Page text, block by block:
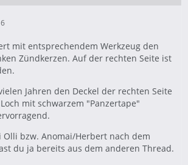
mit entsprechendem Werkzeug den
Zündkerzen. Auf der rechten Seite ist
Jahren den Deckel der rechten Seite
mit schwarzem "Panzertape"
Olli bzw. Anomai/Herbert nach dem
du ja bereits aus dem anderen Thread.